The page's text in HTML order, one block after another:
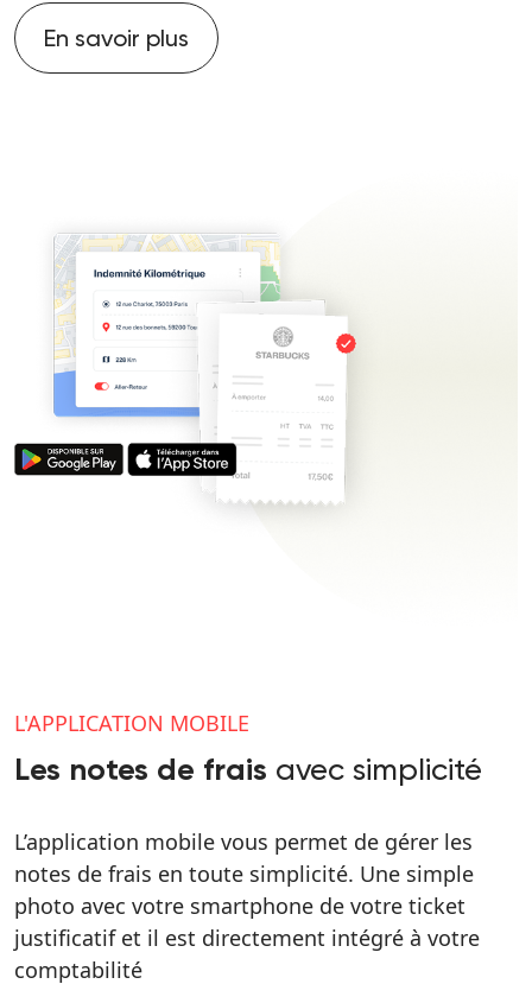
En savoir plus
L'APPLICATION MOBILE
Les notes de frais avec simplicité
L’application mobile vous permet de gérer les
notes de frais en toute simplicité. Une simple
photo avec votre smartphone de votre ticket
justificatif et il est directement intégré à votre
comptabilité